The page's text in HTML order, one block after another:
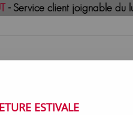
- Service client joignable
ESTIVALE